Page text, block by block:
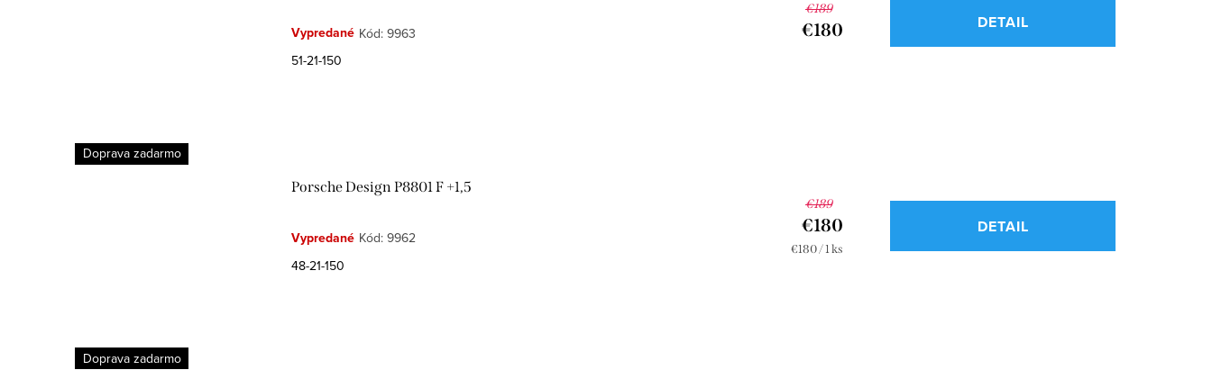
Vypredané Kód: 9963
51-21-150
€189
€180 DETAIL
Porsche Design P8801 F +1,5
Doprava zadarmo
Vypredané Kód: 9962
48-21-150
€189
€180
Jednotková
€180 / 1 ks
DETAIL
Doprava zadarmo